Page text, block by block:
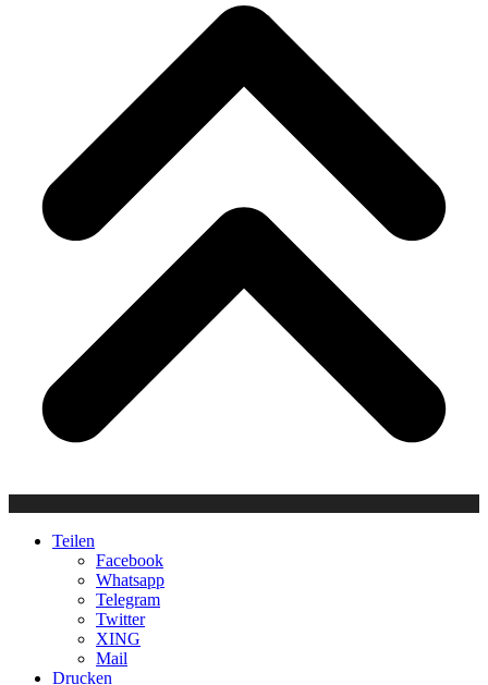
Teilen
Facebook
Whatsapp
Telegram
Twitter
XING
Mail
Drucken